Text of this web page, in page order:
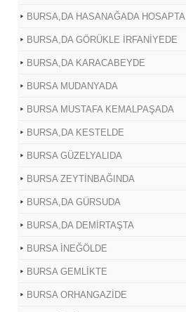
BURSA,DA HASANAĞADA HOSAPTA
BURSA,DA GÖRÜKLE İRFANİYEDE
BURSA,DA KARACABEYDE
BURSA MUDANYADA
BURSA MUSTAFA KEMALPAŞADA
BURSA,DA KESTELDE
BURSA GÜZELYALIDA
BURSA ZEYTİNBAĞINDA
BURSA,DA GÜRSUDA
BURSA,DA DEMİRTAŞTA
BURSA İNEĞÖLDE
BURSA GEMLİKTE
BURSA ORHANGAZİDE